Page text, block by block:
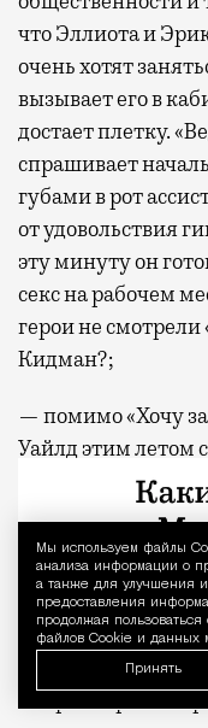
Мы используем файлы
анализа информации о
а также для улучшения
предоставления
продолжая пользоваться
файлов Cookie и данных
Принять
что Эллиота и
очень хотят
вызывает его в
достает плетку.
спрашивает
губами в рот
от удовольствия
эту минуту он
секс на рабочем
герои не
Кидман?;
— помимо «Хочу
Уайлд этим летом
«Приглашение»
сексе с мужем.
Уайлд пережила
секса в жизни
конечно,
бесстрашных